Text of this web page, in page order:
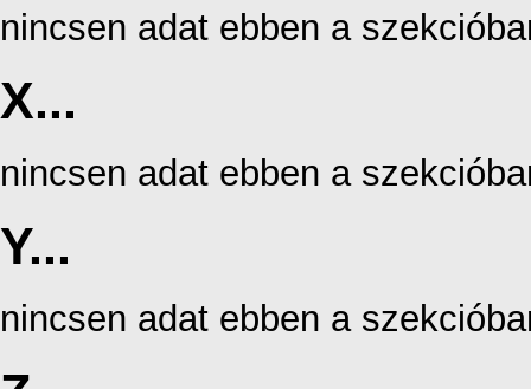
nincsen adat ebben a
X...
nincsen adat ebben a
Y...
nincsen adat ebben a